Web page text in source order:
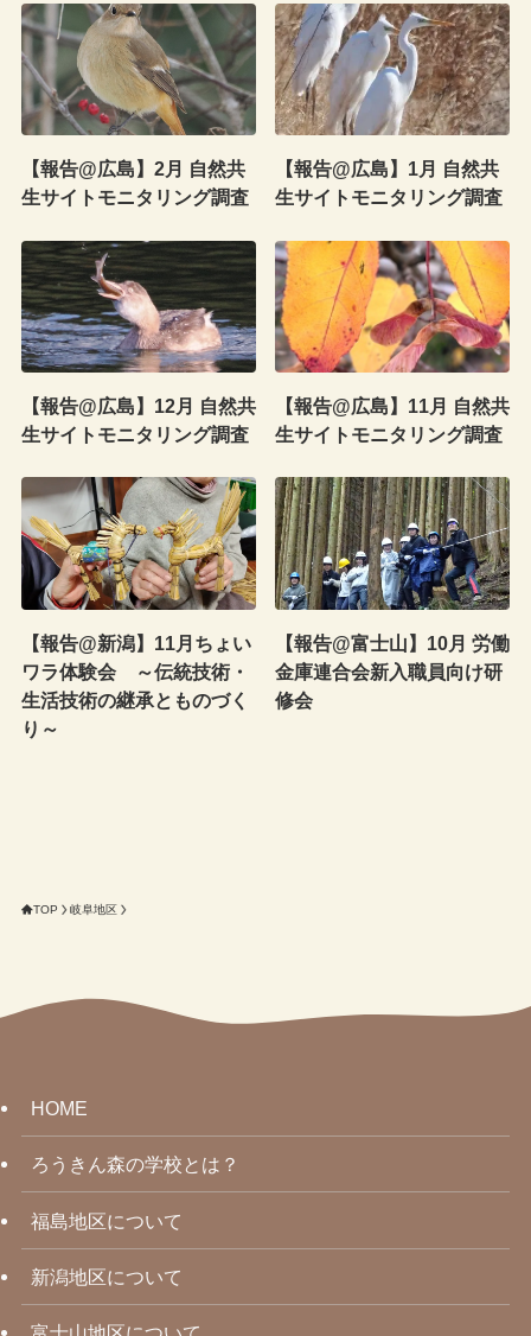
【報告@広島】2月 自然共
生サイトモニタリング調査
【報告@広島】1月 自然共
生サイトモニタリング調査
【報告@広島】12月 自然共
生サイトモニタリング調査
【報告@広島】11月 自然共
生サイトモニタリング調査
【報告@新潟】11月ちょい
ワラ体験会 ～伝統技術・
生活技術の継承とものづく
り～
【報告@富士山】10月 労働
金庫連合会新入職員向け研
修会
TOP 岐阜地区
HOME
ろうきん森の学校とは？
福島地区について
新潟地区について